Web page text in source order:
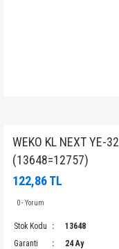
WEKO KL NEXT YE-
(13648=12757)
122,86 TL
0 - Yorum
Stok Kodu 13648
Garanti
24 Ay